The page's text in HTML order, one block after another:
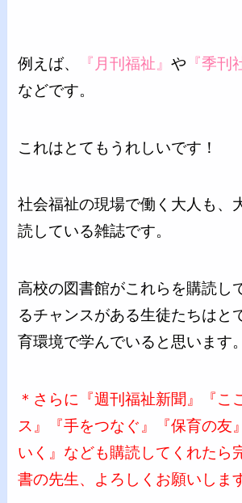
例えば、 『月刊福祉』や 『季刊
などです。
これはとてもうれしいです！
社会福祉の現場で働く大人も、
読している雑誌です。
高校の図書館がこれらを購読し
るチャンスがある生徒たちはと
育環境で学んでいると思います。
＊さらに『週刊福祉新聞』『こ
ス』『手をつなぐ』『保育の友
いく』なども購読してくれたら
書の先生、よろしくお願いしま